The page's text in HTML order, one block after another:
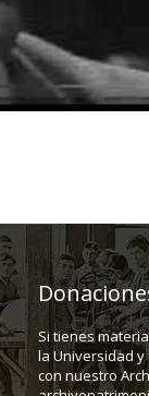
Si tienes
la Universidad
con nuestro